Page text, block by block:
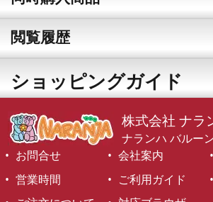
閲覧履歴
ショッピングガイド
株式会社 ナラ
ナランハ バルー
お問合せ
会社案内
営業時間
ご利用ガイド